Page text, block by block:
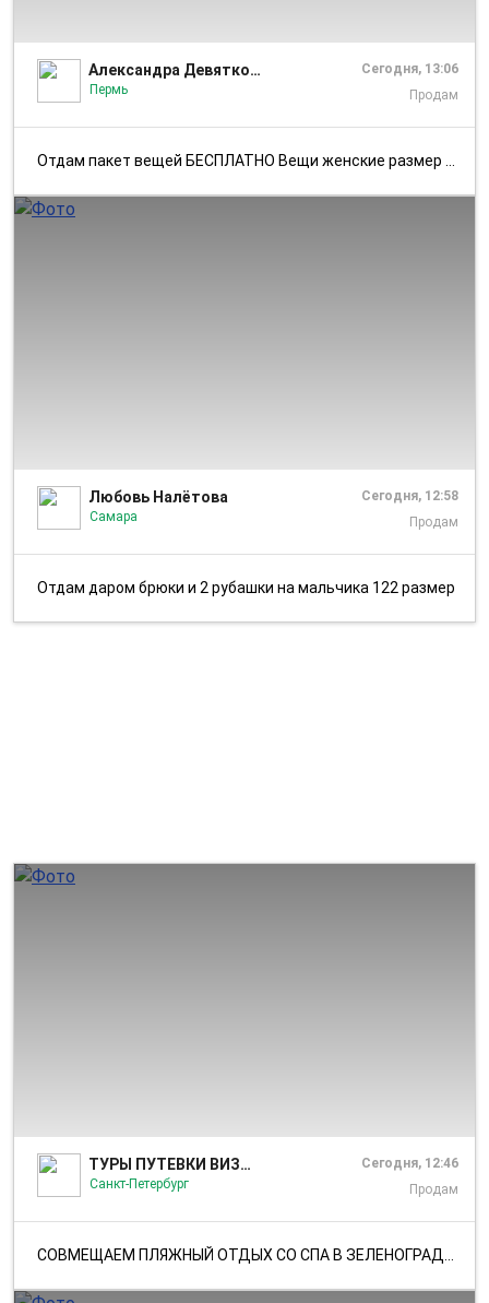
Александра Девяткова
Пермь
Сегодня, 13:06
Продам
Отдам пакет вещей БЕСПЛАТНО Вещи женские размер 50-52, все в хорошем с...
Любовь Налётова
Самара
Сегодня, 12:58
Продам
Отдам даром брюки и 2 рубашки на мальчика 122 размер
ТУРЫ ПУТЕВКИ ВИЗЫ - САМЫЕ ИНТЕРЕСНЫЕ ПРЕДЛОЖЕНИЯ
Санкт-Петербург
Сегодня, 12:46
Продам
СОВМЕЩАЕМ ПЛЯЖНЫЙ ОТДЫХ СО СПА В ЗЕЛЕНОГРАДСКЕ Отель Amber Shore Col...